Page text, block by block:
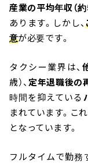
産業の平均年収（
あります。しかし、
意が必要です。
タクシー業界は、
歳）、 定年退職後の
時間を抑えている
まれています。こ
となっています。
フルタイムで勤務